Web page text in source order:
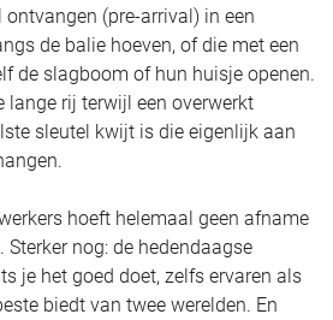
(pre-arrival) in een
de balie hoeven, of die met een
de slagboom of hun huisje openen.
lange rij terwijl een overwerkt
sleutel kwijt is die eigenlijk aan
hoeft helemaal geen afname
Sterker nog: de hedendaagse
je het goed doet, zelfs ervaren als
biedt van twee werelden. En